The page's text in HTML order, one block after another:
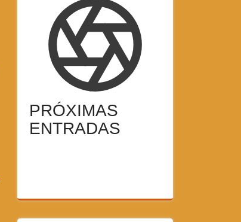
PRÓXIMAS
ENTRADAS